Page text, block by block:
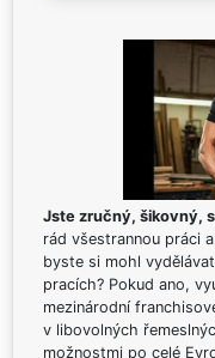
Jste zručný, šikovný,
rád všestrannou práci
byste si mohl
pracích? Pokud ano,
mezinárodní
v libovolných
možnostmi po celé